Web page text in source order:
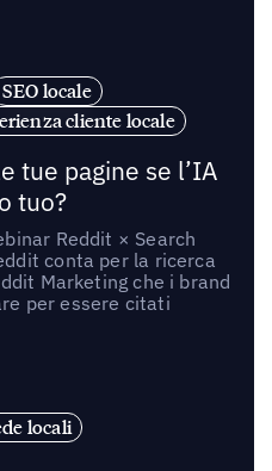
SEO locale
cliente locale
tue pagine se l’IA
tuo?
Reddit × Search
conta per la ricerca
Marketing che i brand
per essere citati
locali